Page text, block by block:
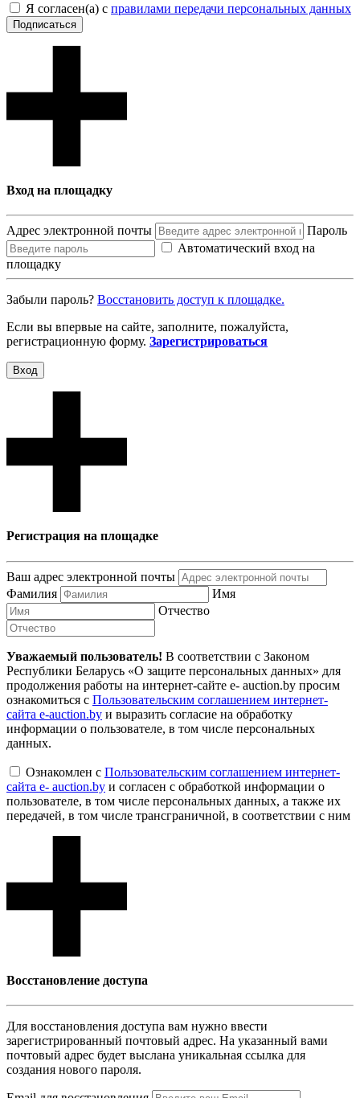
Я согласен(а) с правилами передачи персональных данных
Подписаться
Вход на площадку
Адрес электронной почты
Пароль
Автоматический вход на
площадку
Забыли пароль? Восcтановить доступ к площадке.
Если вы впервые на сайте, заполните, пожалуйста,
регистрационную форму. Зарегистрироваться
Вход
Регистрация на площадке
Ваш адрес электронной почты
Фамилия
Имя
Отчество
Уважаемый пользователь! В соответствии с Законом
Республики Беларусь «О защите персональных данных» для
продолжения работы на интернет-сайте e- auction.by просим
ознакомиться с Пользовательским соглашением интернет-
сайта e-auction.by и выразить согласие на обработку
информации о пользователе, в том числе персональных
данных.
Ознакомлен с Пользовательским соглашением интернет-
сайта e- auction.by и согласен с обработкой информации о
пользователе, в том числе персональных данных, а также их
передачей, в том числе трансграничной, в соответствии с ним
Восcтановление доступа
Для восcтановления доступа вам нужно ввести
зарегистрированный почтовый адрес. На указанный вами
почтовый адрес будет выслана уникальная ссылка для
создания нового пароля.